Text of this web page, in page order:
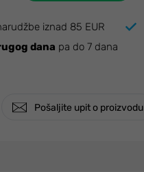
iznad 85 EUR
dana pa do 7 dana
Pošaljite upit o proizvodu